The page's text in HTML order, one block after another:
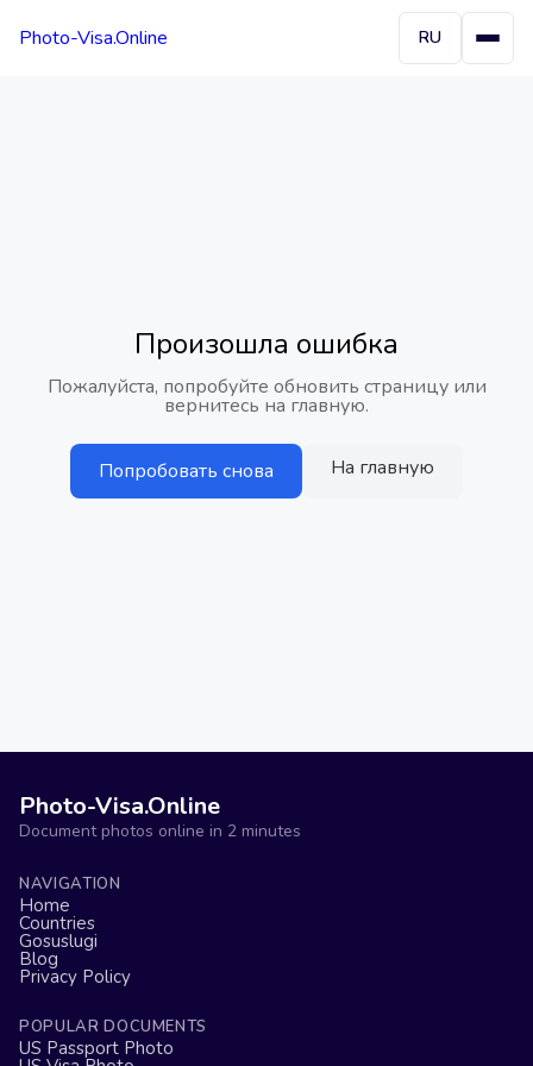
Photo-Visa.Online RU
Произошла ошибка
Пожалуйста, попробуйте обновить страницу или
вернитесь на главную.
Попробовать снова На главную
Photo-Visa.Online
Document photos online in 2 minutes
NAVIGATION
Home
Countries
Gosuslugi
Blog
Privacy Policy
POPULAR DOCUMENTS
US Passport Photo